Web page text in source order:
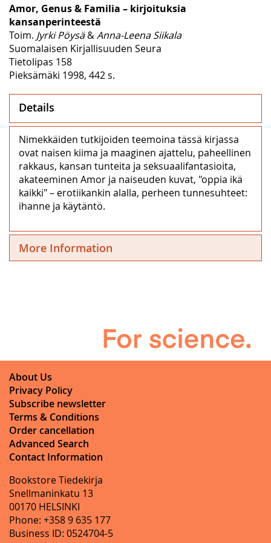
Amor, Genus & Familia – kirjoituksia
kansanperinteestä
Toim. Jyrki Pöysä&Anna-Leena Siikala
Suomalaisen Kirjallisuuden Seura
Tietolipas 158
Pieksämäki 1998, 442 s.
Details
Nimekkäiden tutkijoiden teemoina tässä kirjassa
ovat naisen kiima ja maaginen ajattelu, paheellinen
rakkaus, kansan tunteita ja seksuaalifantasioita,
akateeminen Amor ja naiseuden kuvat, "oppia ikä
kaikki" – erotiikankin alalla, perheen tunnesuhteet:
ihanne ja käytäntö.
More Information
About Us
Privacy Policy
Subscribe newsletter
Terms & Conditions
Order cancellation
Advanced Search
Contact Information
Bookstore Tiedekirja
Snellmaninkatu 13
00170 HELSINKI
Phone: +358 9 635 177
Business ID: 0524704-5